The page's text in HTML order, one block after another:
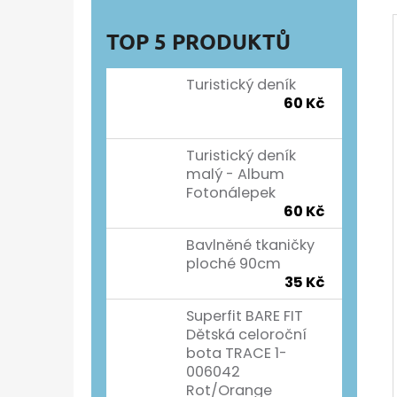
TOP 5 PRODUKTŮ
Turistický deník
60 Kč
Turistický deník
malý - Album
Fotonálepek
60 Kč
Bavlněné tkaničky
ploché 90cm
35 Kč
Superfit BARE FIT
Dětská celoroční
bota TRACE 1-
006042
Rot/Orange